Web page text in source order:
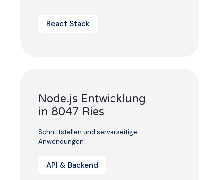
React Stack
Node.js Entwicklung
in 8047 Ries
Schnittstellen und serverseitige
Anwendungen
API & Backend